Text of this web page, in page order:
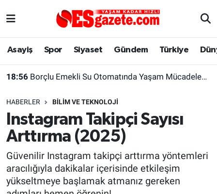
Asayiş Spor Siyaset Gündem Türkiye
18:56 Borçlu Emekli Su Otomatında Yaşam Mücadelesi Veriyor
HABERLER BILIM VE TEKNOLOJI
Instagram Takipçi Sayısı
Arttırma (2025)
Güvenilir Instagram takipçi arttırma yöntemleri
aracılığıyla dakikalar içerisinde etkileşim
yükseltmeye başlamak atmanız gereken
Asayiş
Gündem
Türkiye
Dünya
Sağlık
Yaşam
Eskişehirspor Arşivi
Eskişehir Arşivi
Röportaj
Ekonomi
Eskişehir Nöbetçi Eczaneler
Süper Lig Puan Durumu ve Fikstür
Tüm Manşetler
Son Dakika Haberleri
Haber Arşivi